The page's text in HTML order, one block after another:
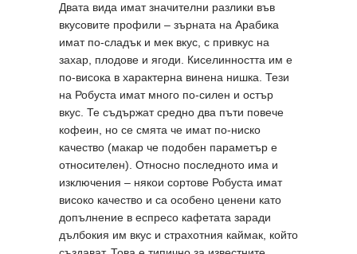
Двата вида имат значителни разлики във
вкусовите профили – зърната на Арабика
имат по-сладък и мек вкус, с привкус на
захар, плодове и ягоди. Киселинността им е
по-висока в характерна винена нишка. Тези
на Робуста имат много по-силен и остър
вкус. Те съдържат средно два пъти повече
кофеин, но се смята че имат по-ниско
качество (макар че подобен параметър е
относителен). Относно последното има и
изключения – някои сортове Робуста имат
високо качество и са особено ценени като
допълнение в еспресо кафетата заради
дълбокия им вкус и страхотния каймак, който